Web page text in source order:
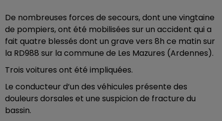
De nombreuses forces de secours, dont une vingtaine
de pompiers, ont été mobilisées sur un accident qui a
fait quatre blessés dont un grave vers 8h ce matin sur
la RD988 sur la commune de Les Mazures (Ardennes).
Trois voitures ont été impliquées.
Le conducteur d’un des véhicules présente des
douleurs dorsales et une suspicion de fracture du
bassin.